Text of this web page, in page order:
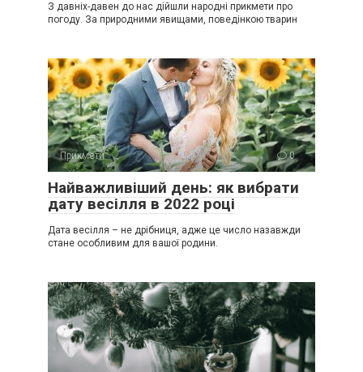
З давніх-давен до нас дійшли народні прикмети про
погоду. За природними явищами, поведінкою тварин
Прикмети 0
Найважливіший день: як вибрати
дату весілля в 2022 році
Дата весілля – не дрібниця, адже це число назавжди
стане особливим для вашої родини.